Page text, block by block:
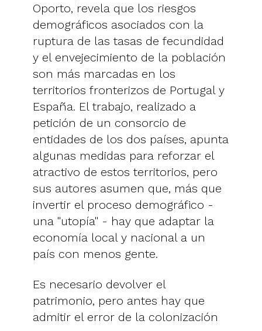
Oporto, revela que los riesgos
demográficos asociados con la
ruptura de las tasas de fecundidad
y el envejecimiento de la población
son más marcadas en los
territorios fronterizos de Portugal y
España. El trabajo, realizado a
petición de un consorcio de
entidades de los dos países, apunta
algunas medidas para reforzar el
atractivo de estos territorios, pero
sus autores asumen que, más que
invertir el proceso demográfico -
una "utopía" - hay que adaptar la
economía local y nacional a un
país con menos gente.
Es necesario devolver el
patrimonio, pero antes hay que
admitir el error de la colonización